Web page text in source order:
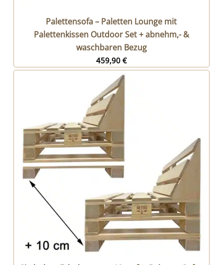
Palettensofa – Paletten Lounge mit
Palettenkissen Outdoor Set + abnehm,- &
waschbaren Bezug
459,90 €